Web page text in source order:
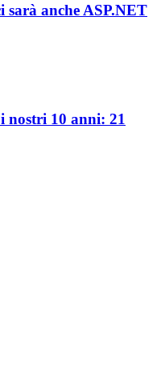
anche ASP.NET
nostri 10 anni: 21